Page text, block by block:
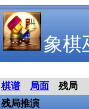
象棋
棋谱 局面
残局
残局推演